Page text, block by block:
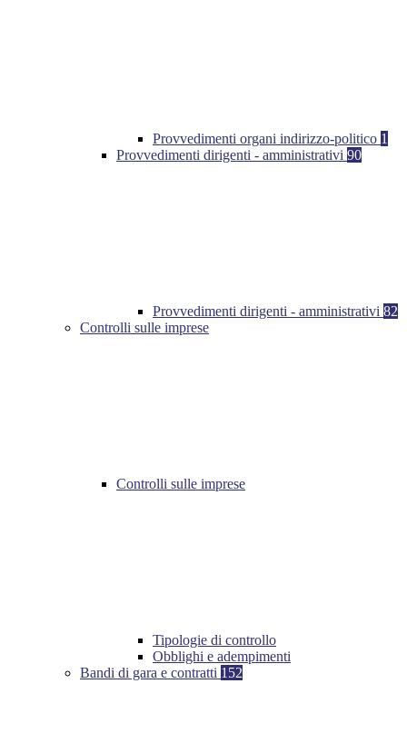
Provvedimenti organi indirizzo-politico 1
Provvedimenti dirigenti - amministrativi 90
Provvedimenti dirigenti - amministrativi 82
Controlli sulle imprese
Controlli sulle imprese
Tipologie di controllo
Obblighi e adempimenti
Bandi di gara e contratti 152